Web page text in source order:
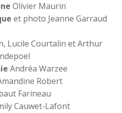
Olivier Maurin
et photo Jeanne Garraud
Lucile Courtalin et Arthur
Andréa Warzee
Robert
Farineau
Cauwet-Lafont